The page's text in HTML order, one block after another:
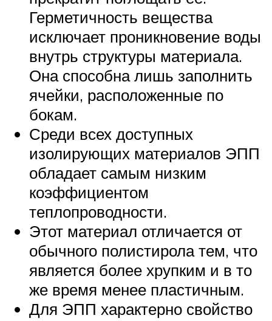
Герметичность вещества
исключает проникновение воды
внутрь структуры материала.
Она способна лишь заполнить
ячейки, расположенные по
бокам.
Среди всех доступных
изолирующих материалов ЭПП
обладает самым низким
коэффициентом
теплопроводности.
Этот материал отличается от
обычного полистирола тем, что
является более хрупким и в то
же время менее пластичным.
Для ЭПП характерно свойство